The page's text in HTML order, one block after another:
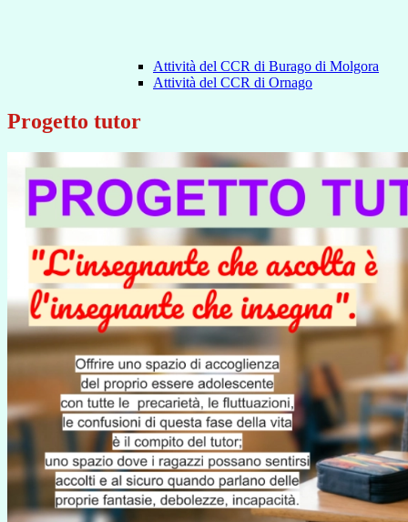
Attività del CCR di Burago di Molgora
Attività del CCR di Ornago
Progetto tutor